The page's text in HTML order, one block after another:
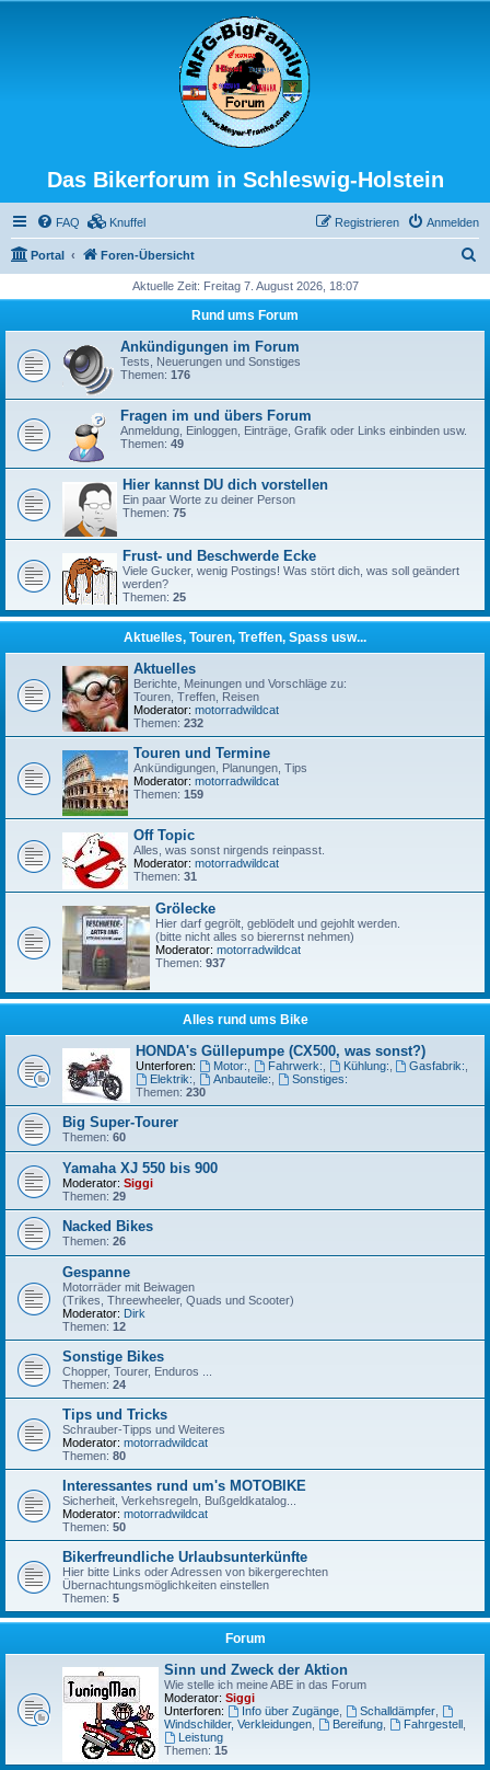
Das Bikerforum in Schleswig-Holstein
FAQ Knuffel Anmelden
Registrieren
Portal Foren-Übersicht
h
Aktuelle Zeit: Freitag 7. August 2026, 18:07
Rund ums Forum
Ankündigungen im Forum
Tests, Neuerungen und Sonstiges
Themen: 176
Fragen im und übers Forum
Anmeldung, Einloggen, Einträge, Grafik oder Links einbinden usw.
Themen: 49
Hier kannst DU dich vorstellen
Ein paar Worte zu deiner Person
Themen: 75
Frust- und Beschwerde Ecke
Viele Gucker, wenig Postings! Was stört dich, was soll geändert
werden?
Themen: 25
Aktuelles, Touren, Treffen, Spass usw...
Aktuelles
Berichte, Meinungen und Vorschläge zu:
Touren, Treffen, Reisen
Moderator: motorradwildcat
Themen: 232
Touren und Termine
Ankündigungen, Planungen, Tips
Moderator: motorradwildcat
Themen: 159
Off Topic
Alles, was sonst nirgends reinpasst.
Moderator: motorradwildcat
Themen: 31
Grölecke
Hier darf gegrölt, geblödelt und gejohlt werden.
(bitte nicht alles so bierernst nehmen)
Moderator: motorradwildcat
Themen: 937
Alles rund ums Bike
HONDA's Güllepumpe (CX500, was sonst?)
Unterforen: Motor: Fahrwerk: Kühlung: Gasfabrik:
Elektrik:
Anbauteile:
Sonstiges:
Themen: 230
Big Super-Tourer
Themen: 60
Yamaha XJ 550 bis 900
Moderator: Siggi
Themen: 29
Nacked Bikes
Themen: 26
Gespanne
Motorräder mit Beiwagen
(Trikes, Threewheeler, Quads und Scooter)
Moderator: Dirk
Themen: 12
Sonstige Bikes
Chopper, Tourer, Enduros ...
Themen: 24
Tips und Tricks
Schrauber-Tipps und Weiteres
Moderator: motorradwildcat
Themen: 80
Interessantes rund um's MOTOBIKE
Sicherheit, Verkehsregeln, Bußgeldkatalog...
Moderator: motorradwildcat
Themen: 50
Bikerfreundliche Urlaubsunterkünfte
Hier bitte Links oder Adressen von bikergerechten
Übernachtungsmöglichkeiten einstellen
Themen: 5
Forum
Sinn und Zweck der Aktion
Wie stelle ich meine ABE in das Forum
Moderator: Siggi
Unterforen:
Info über Zugänge, Schalldämpfer,
Windschilder, Verkleidungen
Bereifung, Fahrgestell,
Leistung
Themen: 15